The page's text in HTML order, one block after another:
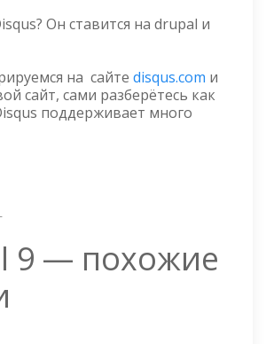
Он ставится на drupal и
на сайте disqus.com и
сайт, сами разберётесь как
поддерживает много
9 — похожие